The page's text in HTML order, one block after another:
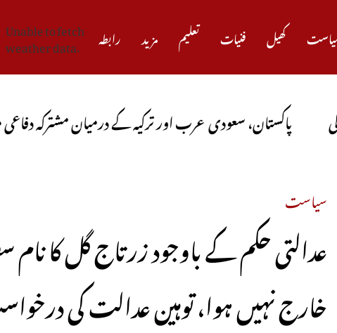
Unable to fetch
weather data. رابطہ مزید تعلیم فنیات کھیل
سعودی عرب اور ترکیہ کے درمیان مشترکہ دفاعی معاہدہ آج
سیاست
عدالتی حکم کے باوجود زرتاج گل کا
خارج نہیں ہوا، توہین عدالت کی